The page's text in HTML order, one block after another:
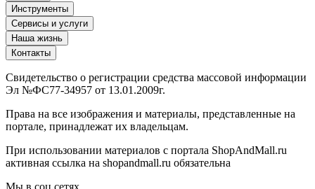
Инструменты
Сервисы и услуги
Наша жизнь
Контакты
Свидетельство о регистрации средства массовой информации
Эл №ФС77-34957 от 13.01.2009г.
Права на все изображения и материалы, представленные на
портале, принадлежат их владельцам.
При использовании материалов с портала ShopAndMall.ru
активная ссылка на shopandmall.ru обязательна
Мы в соц.сетях